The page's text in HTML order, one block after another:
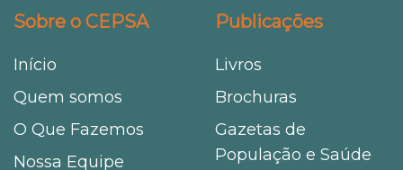
Sobre o CEPSA
Início
Quem somos
O Que Fazemos
Nossa Equipe
Publicações
Livros
Brochuras
Gazetas de
População e Saúde